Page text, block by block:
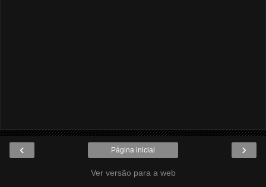
‹ ›
Página inicial
Ver versão para a web